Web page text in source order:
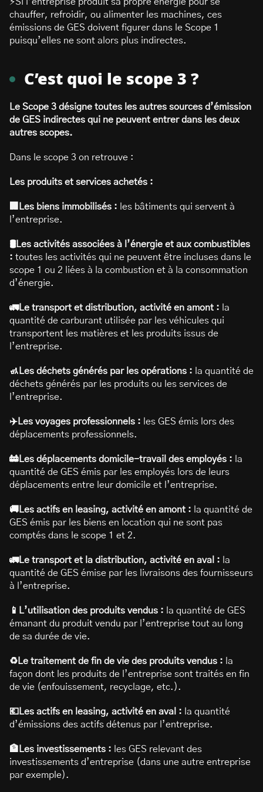
chauffer, refroidir, ou alimenter les machines, ces
émissions de GES doivent figurer dans le Scope 1
puisqu’elles ne sont alors plus indirectes.
C’est quoi le scope 3 ?
Le Scope 3 désigne toutes les autres sources d’émission
de GES indirectes qui ne peuvent entrer dans les deux
autres scopes.
Dans le scope 3 on retrouve :
Les produits et services achetés :
🏢Les biens immobilisés : les bâtiments qui servent à
l’entreprise.
🛢️Les activités associées à l’énergie et aux combustibles
: toutes les activités qui ne peuvent être incluses dans le
scope 1 ou 2 liées à la combustion et à la consommation
d’énergie.
🚛Le transport et distribution, activité en amont : la
quantité de carburant utilisée par les véhicules qui
transportent les matières et les produits issus de
l’entreprise.
🚮Les déchets générés par les opérations : la quantité de
déchets générés par les produits ou les services de
l’entreprise.
✈️Les voyages professionnels : les GES émis lors des
déplacements professionnels.
🚋Les déplacements domicile-travail des employés : la
quantité de GES émis par les employés lors de leurs
déplacements entre leur domicile et l’entreprise.
🚚Les actifs en leasing, activité en amont : la quantité de
GES émis par les biens en location qui ne sont pas
comptés dans le scope 1 et 2.
🚛Le transport et la distribution, activité en aval : la
quantité de GES émise par les livraisons des fournisseurs
à l’entreprise.
📱L’utilisation des produits vendus : la quantité de GES
émanant du produit vendu par l’entreprise tout au long
de sa durée de vie.
♻️Le traitement de fin de vie des produits vendus : la
façon dont les produits de l’entreprise sont traités en fin
de vie (enfouissement, recyclage, etc.).
💶Les actifs en leasing, activité en aval : la quantité
d’émissions des actifs détenus par l’entreprise.
🏦Les investissements : les GES relevant des
investissements d’entreprise (dans une autre entreprise
par exemple).